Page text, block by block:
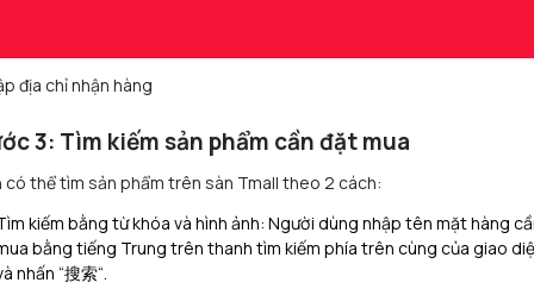
địa chỉ nhận hàng
3: Tìm kiếm sản phẩm cần đặt mua
có thể tìm sản phẩm trên sàn Tmall theo 2 cách:
kiếm bằng từ khóa và hình ảnh: Người dùng nhập tên mặt hàng
bằng tiếng Trung trên thanh tìm kiếm phía trên cùng của giao
nhấn “搜索“.